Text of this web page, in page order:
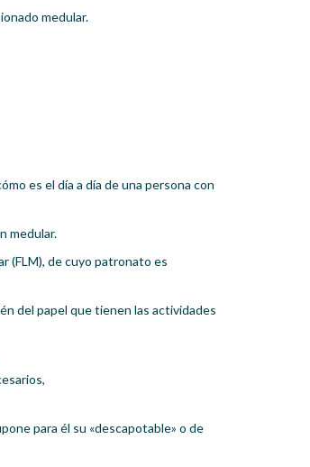
medular.
es el día a día de una persona con
medular.
(FLM), de cuyo patronato es
del papel que tienen las actividades
para él su «descapotable» o de